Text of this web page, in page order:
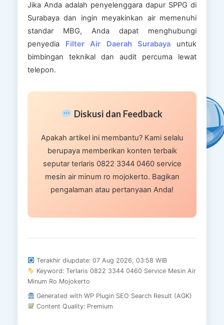
Jika Anda adalah penyelenggara dapur SPPG di
Surabaya dan ingin meyakinkan air memenuhi
standar MBG, Anda dapat menghubungi
penyedia Filter Air Daerah Surabaya untuk
bimbingan teknikal dan audit percuma lewat
telepon.
Diskusi dan Feedback
Apakah artikel ini membantu? Kami selalu
berupaya memberikan konten terbaik
seputar terlaris 0822 3344 0460 service
mesin air minum ro mojokerto. Bagikan
pengalaman atau pertanyaan Anda!
Terakhir diupdate: 07 Aug 2026, 03:58 WIB
Keyword: Terlaris 0822 3344 0460 Service Mesin Air
Minum Ro Mojokerto
Generated with WP Plugin SEO Search Result (AGK)
Content Quality: Premium